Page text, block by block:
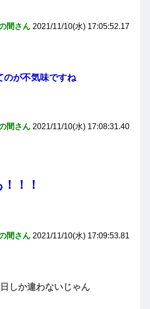
間さん 2021/11/10(水) 17:05:52.17
のが不気味ですね
間さん 2021/11/10(水) 17:08:31.40
！！
間さん 2021/11/10(水) 17:09:53.81
しか違わないじゃん